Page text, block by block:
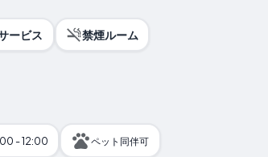
ービス 禁煙ルーム
- 12:00 ペット同伴可